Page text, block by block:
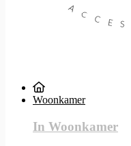
Woonkamer
In Woonkamer